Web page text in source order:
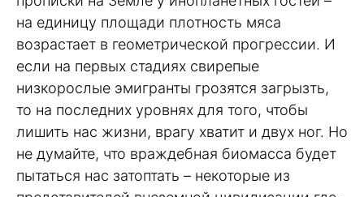
на единицу площади плотность мяса
возрастает в геометрической прогрессии. И
если на первых стадиях свирепые
низкорослые эмигранты грозятся загрызть,
то на последних уровнях для того, чтобы
лишить нас жизни, врагу хватит и двух ног. Но
не думайте, что враждебная биомасса будет
пытаться нас затоптать – некоторые из